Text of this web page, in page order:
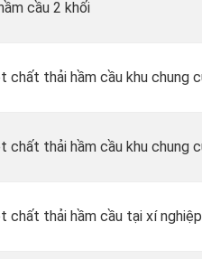
cầu 2 khối
chất thải hầm cầu khu chung
chất thải hầm cầu khu chung
chất thải hầm cầu tại xí